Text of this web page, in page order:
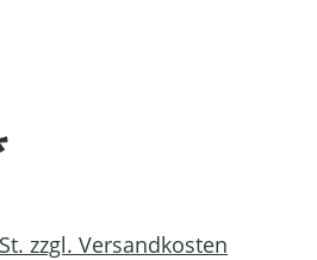
zzgl. Versandkosten